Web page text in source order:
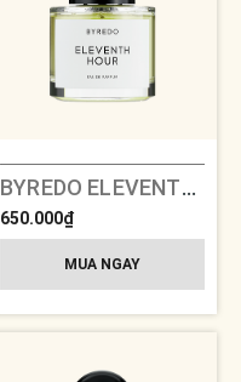
BYREDO ELEVENTH HOUR
650.000₫
MUA NGAY